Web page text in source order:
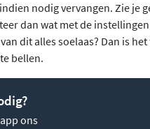
nodig vervangen. Zie je
dan wat met de
dit alles soelaas? Dan is
bellen.
ons